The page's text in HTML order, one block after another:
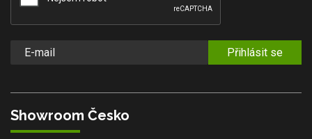
Přihlásit se
Showroom Česko